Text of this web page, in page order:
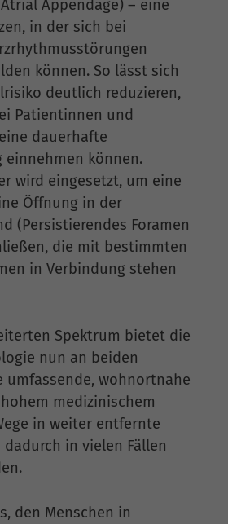
Appendage) – eine
in der sich bei
können. So lässt sich
deutlich reduzieren,
Patientinnen und
dauerhafte
einnehmen können.
wird eingesetzt, um eine
Öffnung in der
(Persistierendes Foramen
die mit bestimmten
in Verbindung stehen
Spektrum bietet die
nun an beiden
umfassende, wohnortnahe
medizinischem
in weiter entfernte
in vielen Fällen
den Menschen in